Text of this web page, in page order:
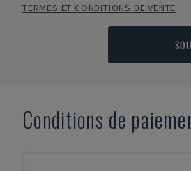
TERMES ET CONDITIONS DE VENTE
Conditions de